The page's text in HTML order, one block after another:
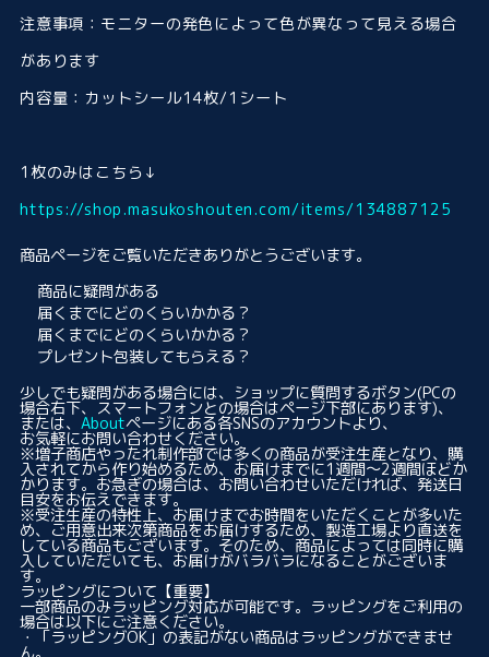
注意事項：モニターの発色によって色が異なって見える場合
があります
内容量：カットシール14枚/1シート
1枚のみはこちら↓
https://shop.masukoshouten.com/items/134887125
商品ページをご覧いただきありがとうございます。
商品に疑問がある
届くまでにどのくらいかかる？
届くまでにどのくらいかかる？
プレゼント包装してもらえる？
少しでも疑問がある場合には、ショップに質問するボタン(PCの
場合右下、スマートフォンとの場合はページ下部にあります)、
または、 Aboutページにある各SNSのアカウントより、
お気軽にお問い合わせください。
※増子商店やったれ制作部では多くの商品が受注生産となり、購
入されてから作り始めるため、お届けまでに1週間〜2週間ほどか
かります。お急ぎの場合は、お問い合わせいただければ、発送日
目安をお伝えできます。
※受注生産の特性上、お届けまでお時間をいただくことが多いた
め、ご用意出来次第商品をお届けするため、製造工場より直送を
している商品もございます。そのため、商品によっては同時に購
入していただいても、お届けがバラバラになることがございま
す。
ラッピングについて 【重要】
一部商品のみラッピング対応が可能です。ラッピングをご利用の
場合は以下にご注意ください。
・「ラッピングOK」の表記がない商品はラッピングができませ